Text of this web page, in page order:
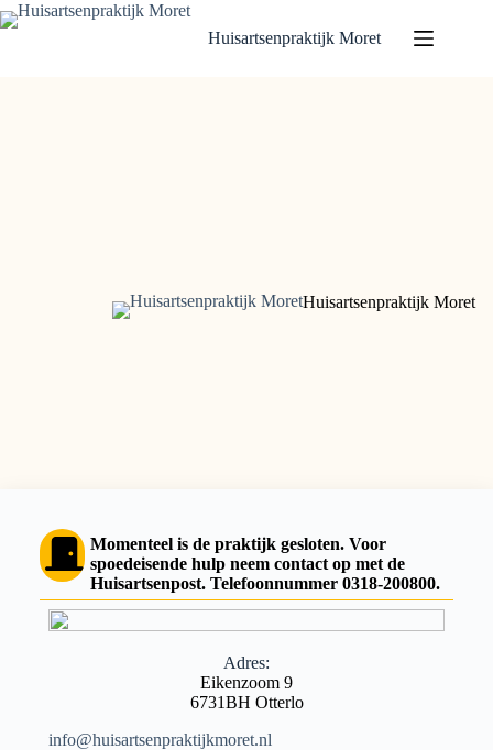
Ga
naar
Huisartsenpraktijk Moret
Huisartsenpraktijk Moret
Momenteel is de praktijk gesloten. Voor
spoedeisende hulp neem contact op met de
Huisartsenpost. Telefoonnummer 0318-200800.
Adres:
Eikenzoom 9
6731BH Otterlo
info@huisartsenpraktijkmoret.nl